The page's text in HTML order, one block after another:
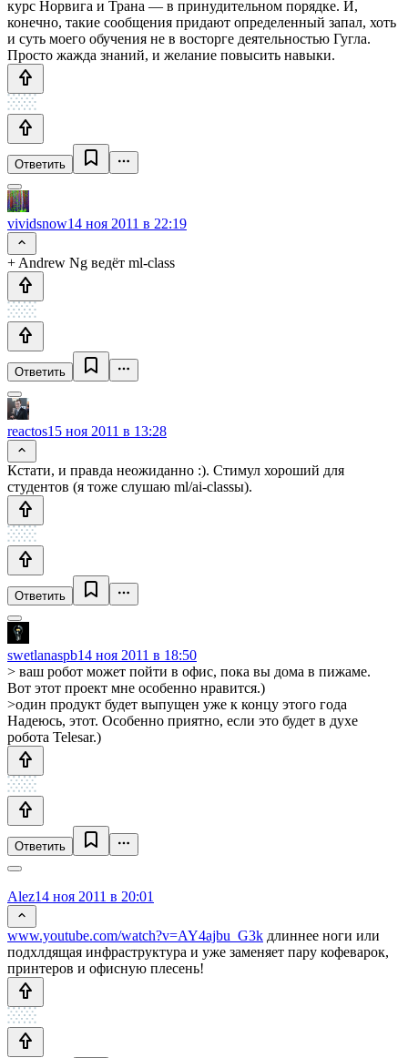
курс Норвига и Трана — в принудительном порядке. И,
конечно, такие сообщения придают определенный запал, хоть
и суть моего обучения не в восторге деятельностью Гугла.
Просто жажда знаний, и желание повысить навыки.
Ответить
vividsnow14 ноя 2011 в 22:19
+ Andrew Ng ведёт ml-class
Ответить
reactos15 ноя 2011 в 13:28
Кстати, и правда неожиданно :). Стимул хороший для
студентов (я тоже слушаю ml/ai-classы).
Ответить
swetlanaspb14 ноя 2011 в 18:50
> ваш робот может пойти в офис, пока вы дома в пижаме.
Вот этот проект мне особенно нравится.)
>один продукт будет выпущен уже к концу этого года
Надеюсь, этот. Особенно приятно, если это будет в духе
робота Telesar.)
Ответить
Alez14 ноя 2011 в 20:01
www.youtube.com/watch?v=AY4ajbu_G3k длиннее ноги или
подхлдящая инфраструктура и уже заменяет пару кофеварок,
принтеров и офисную плесень!